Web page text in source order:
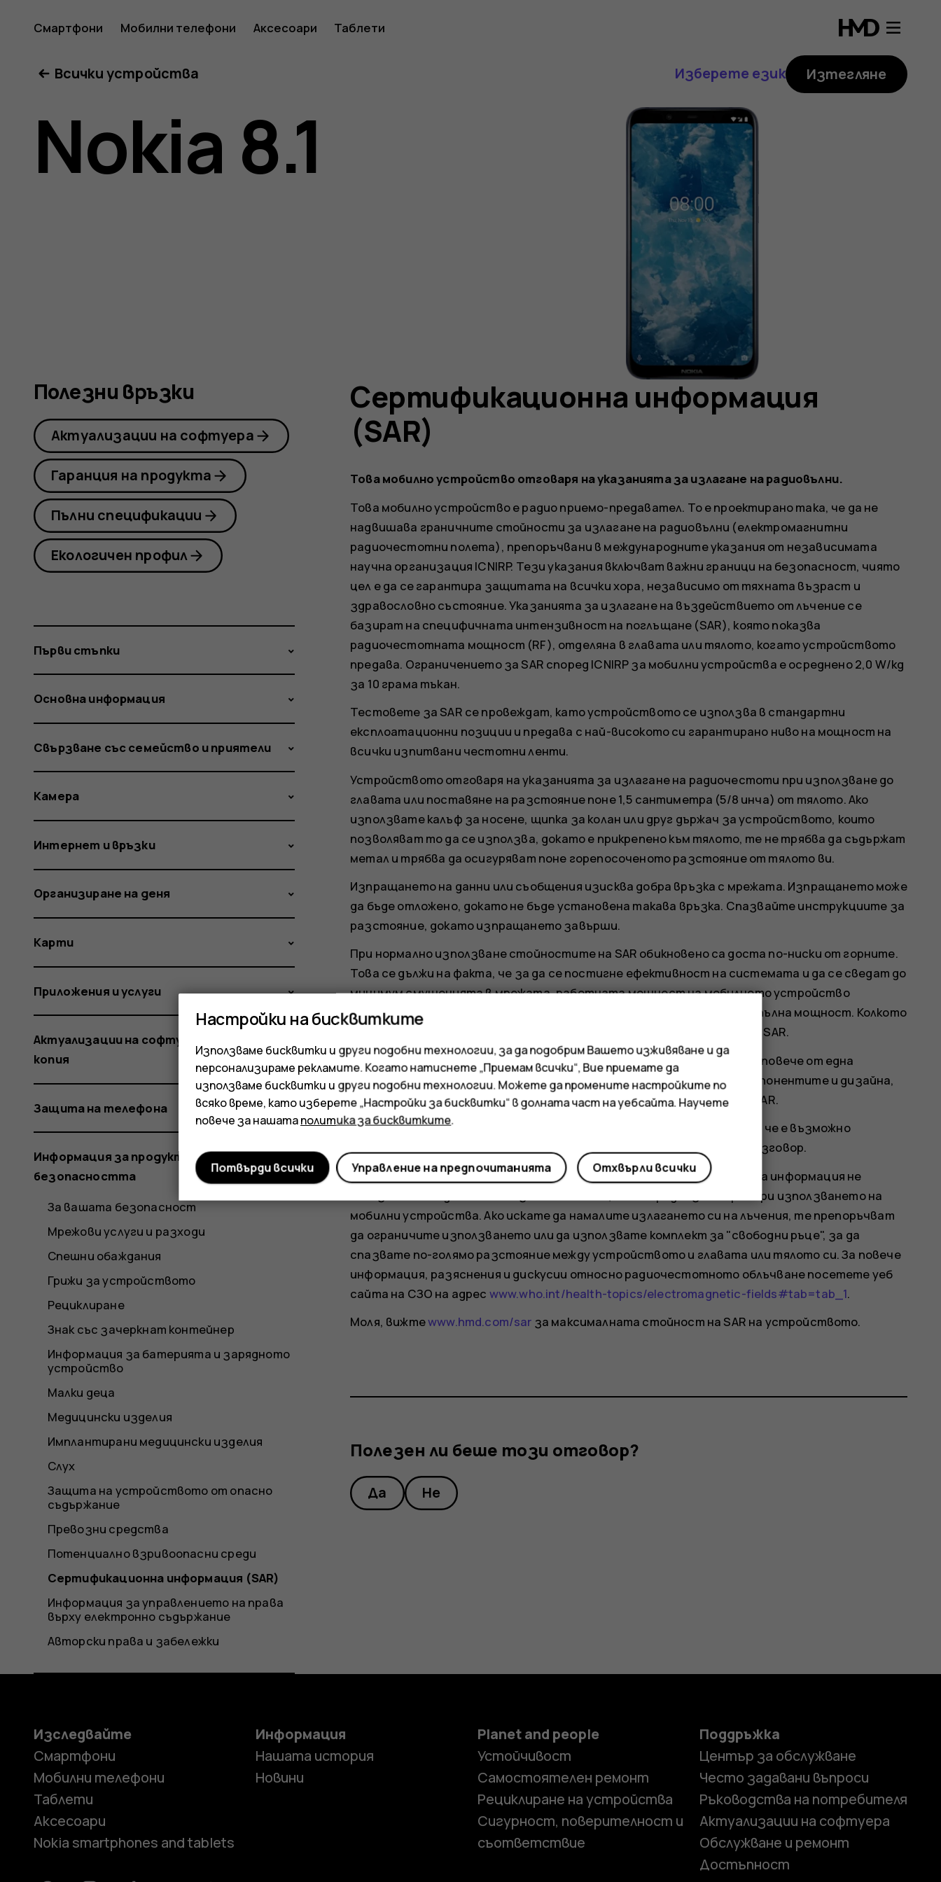
Ръководство
на
потребителя
8.1
Смартфони Мобилни телефони Аксесоари Таблети
Всички устройства Изберете език Изтегляне
Nokia 8.1
Сертификационна информация
(SAR)
Това мобилно устройство отговаря на указанията за излагане на радиовълни.
Това мобилно устройство е радио приемо-предавател. То е проектирано така, че да не
надвишава граничните стойности за излагане на радиовълни (електромагнитни
радиочестотни полета), препоръчвани в международните указания от независимата
научна организация ICNIRP. Тези указания включват важни граници на безопасност, чиято
цел е да се гарантира защитата на всички хора, независимо от тяхната възраст и
здравословно състояние. Указанията за излагане на въздействието от лъчение се
базират на специфичната интензивност на поглъщане (SAR), която показва
радиочестотната мощност (RF), отделяна в главата или тялото, когато устройството
предава. Ограничението за SAR според ICNIRP за мобилни устройства е осреднено 2,0 W/kg
за 10 грама тъкан.
Тестовете за SAR се провеждат, като устройството се използва в стандартни
експлоатационни позиции и предава с най-високото си гарантирано ниво на мощност на
всички изпитвани честотни ленти.
Устройството отговаря на указанията за излагане на радиочестоти при използване до
главата или поставяне на разстояние поне 1,5 сантиметра (5/8 инча) от тялото. Ако
използвате калъф за носене, щипка за колан или друг държач за устройството, които
позволяват то да се използва, докато е прикрепено към тялото, те не трябва да съдържат
метал и трябва да осигуряват поне горепосоченото разстояние от тялото ви.
Изпращането на данни или съобщения изисква добра връзка с мрежата. Изпращането може
да бъде отложено, докато не бъде установена такава връзка. Спазвайте инструкциите за
разстояние, докато изпращането завърши.
При нормално използване стойностите на SAR обикновено са доста по-ниски от горните.
Това се дължи на факта, че за да се постигне ефективност на системата и да се сведат до
минимум смущенията в мрежата, работната мощност на мобилното устройство
автоматично се намалява, когато за обаждането не е необходима пълна мощност. Колкото
по-ниска е изходната мощност, толкова по-ниска е стойността на SAR.
Възможно е моделите на устройството да имат различни версии и повече от една
стойност. С течение на времето може да възникнат промени в компонентите и дизайна,
като някои от тях може да окажат влияние върху стойностите за SAR.
За повече информация посетете
. Имайте предвид, че е възможно
мобилните устройства да предават дори когато не провеждате разговор.
Според Световната здравна организация (СЗО) актуалната научна информация не
показва необходимост от вземане на специални предпазни мерки при използването на
мобилни устройства. Ако искате да намалите излагането си на лъчения, те препоръчват
да ограничите използването или да използвате комплект за "свободни ръце", за да
спазвате по-голямо разстояние между устройството и главата или тялото си. За повече
информация, разяснения и дискусии относно радиочестотното облъчване посетете уеб
сайта на СЗО на адрес www.who.int/health-topics/electromagnetic-fields#tab=tab_1.
Моля, вижтеwww.hmd.com/sar за максималната стойност на SAR на устройството.
Полезен ли беше този отговор?
Да Не
Полезни връзки
Актуализации на софтуера
Гаранция на продукта
Пълни спецификации
Екологичен профил
Първи стъпки
Основна информация
Свързване със семейство и приятели
Камера
Интернет и връзки
Организиране на деня
Карти
Приложения и услуги
Актуализации на софтуера и резервни
копия
Защита на телефона
Информация за продукта и
безопасността
За вашата безопасност
Мрежови услуги и разходи
Спешни обаждания
Грижи за устройството
Рециклиране
Знак със зачеркнат контейнер
Информация за батерията и зарядното
устройство
Малки деца
Медицински изделия
Имплантирани медицински изделия
Слух
Защита на устройството от опасно
съдържание
Превозни средства
Потенциално взривоопасни среди
Сертификационна информация (SAR)
Информация за управлението на права
върху електронно съдържание
Авторски права и забележки
Изследвайте
Смартфони
Мобилни телефони
Таблети
Аксесоари
Nokia smartphones and tablets
Информация
Нашата история
Новини
Planet and people
Устойчивост
Самостоятелен ремонт
Рециклиране на устройства
Сигурност, поверителност и
съответствие
Поддръжка
Център за обслужване
Често задавани въпроси
Ръководства на потребителя
Актуализации на софтуера
Обслужване и ремонт
Достъпност
Настройки на бисквитките
Използваме бисквитки и други подобни технологии, за да подобрим Вашето изживяване и да
персонализираме рекламите. Когато натиснете „Приемам всички“, Вие приемате да
използваме бисквитки и други подобни технологии. Можете да промените настройките по
всяко време, като изберете „Настройки за бисквитки“ в долната част на уебсайта. Научете
повече за нашатаполитика за бисквитките.
Отхвърли всички
Управление на предпочитанията
Потвърди всички